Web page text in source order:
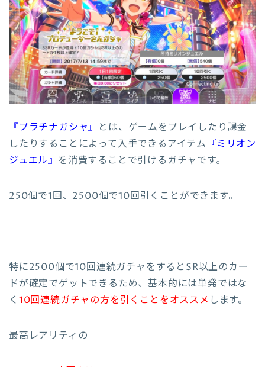
『プラチナガシャ』 とは、ゲームをプレイしたり課金
したりすることによって入手できるアイテム 『ミリオン
ジュエル』 を消費することで引けるガチャです。
250個で1回、2500個で10回引くことができます。
特に2500個で10回連続ガチャをするとSR以上のカー
ドが確定でゲットできるため、基本的には単発ではな
く 10回連続ガチャの方を引くことをオススメ します。
最高レアリティの